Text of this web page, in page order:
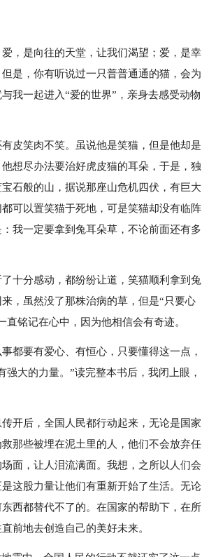
，是向往的天堂，让我们渴望；爱，是幸
是，你有听说过一只普普通通的猫，会为
我一起进入“爱的世界”，亲身去感受动物
皮笑肉不笑。虽说他是笑猫，但是他却是
想尽办法要治好虎皮猫的耳朵，于是，独
石般的山，据说那座山危机四伏，有巨大
可以置笑猫于死地，可是笑猫却没有临阵
我一定要拿到兔耳朵草，不论前面还有多
十分感动，都纷纷让道，笑猫顺利拿到兔
，虽然没了那株治病的草，但是“只要心
铭记在心中，因为他相信会有奇迹。
都要有爱心、有恒心，只要懂得这一点，
大的力量。”读完整本书后，我闭上眼，
开后，全国人民都行动起来，无论是国家
那些被埋在泥土里的人，他们不会放弃任
面，让人泪流满面。我想，之所以人们会
这股力量让他们有重新开始了生活。无论
西都替代不了的。在国家的帮助下，在所
前地去创造自己的美好未来。